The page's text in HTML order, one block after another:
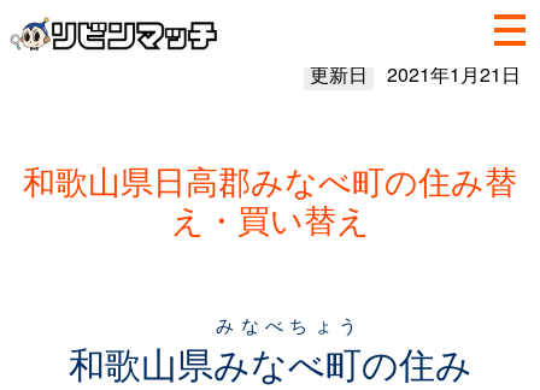
更新日 2021年1月21日
和歌山県日高郡みなべ町の住み替
え・買い替え
和歌山県みなべ町
みなべちょう
の住み